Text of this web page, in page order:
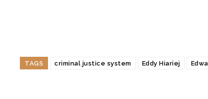
TAGS criminal justice system Eddy Hiariej